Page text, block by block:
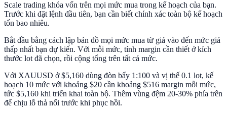
Scale trading khóa vốn trên mọi mức mua trong kế hoạch của bạn.
Trước khi đặt lệnh đầu tiên, bạn cần biết chính xác toàn bộ kế hoạch
tốn bao nhiêu.
Bắt đầu bằng cách lập bản đồ mọi mức mua từ giá vào đến mức giá
thấp nhất bạn dự kiến. Với mỗi mức, tính margin cần thiết ở kích
thước lot đã chọn, rồi cộng tổng trên tất cả mức.
Với XAUUSD ở $5,160 dùng đòn bẩy 1:100 và vị thế 0.1 lot, kế
hoạch 10 mức với khoảng $20 cần khoảng $516 margin mỗi mức,
tức $5,160 khi triển khai toàn bộ. Thêm vùng đệm 20-30% phía trên
để chịu lỗ thả nổi trước khi phục hồi.